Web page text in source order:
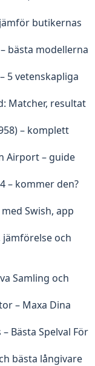
butikernas
bästa modellerna
5 vetenskapliga
Matcher, resultat
– komplett
Airport – guide
– kommer den?
Swish, app
jämförelse och
Samling och
– Maxa Dina
Bästa Spelval För
bästa långivare